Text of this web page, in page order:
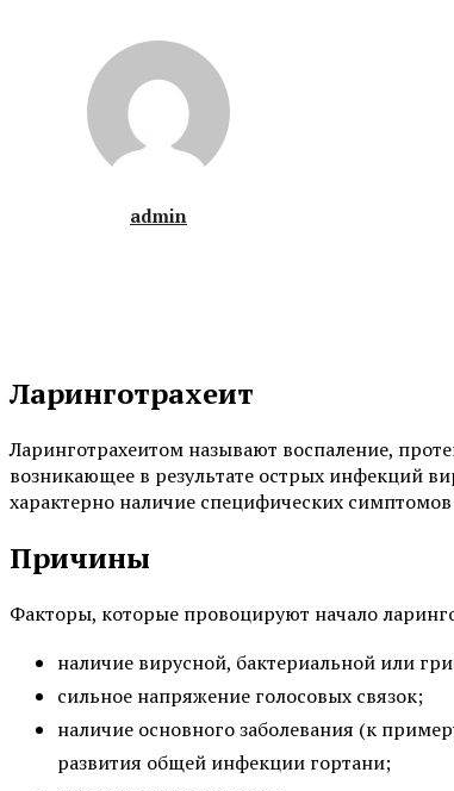
admin
Ларинготрахеит
Ларинготрахеитом называют воспаление,
возникающее в результате острых инфекций
характерно наличие специфических
Причины
Факторы, которые провоцируют начало
наличие вирусной, бактериальной или
сильное напряжение голосовых связок;
наличие основного заболевания (к
развития общей инфекции гортани;